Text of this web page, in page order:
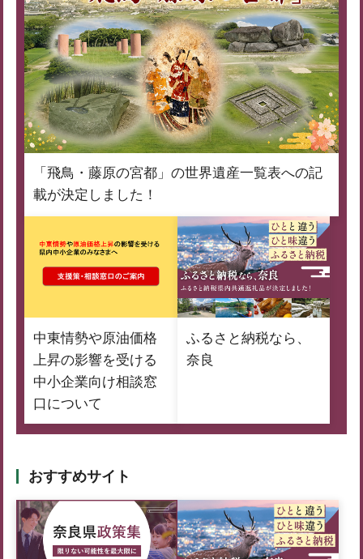
「飛鳥・藤原の宮都」の世界遺産一覧表への記
載が決定しました！
中東情勢や原油価格
上昇の影響を受ける
中小企業向け相談窓
口について
ふるさと納税なら、
奈良
おすすめサイト